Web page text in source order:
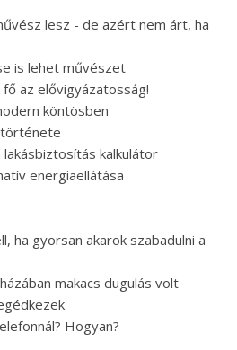
lesz - de azért nem árt, ha
is lehet művészet
az elővigyázatosság!
köntösben
története
kalkulátor
energiaellátása
ha gyorsan akarok szabadulni a
makacs dugulás volt
Hogyan?